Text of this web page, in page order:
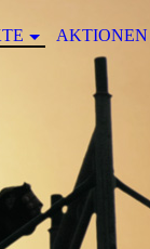
AKTIONEN